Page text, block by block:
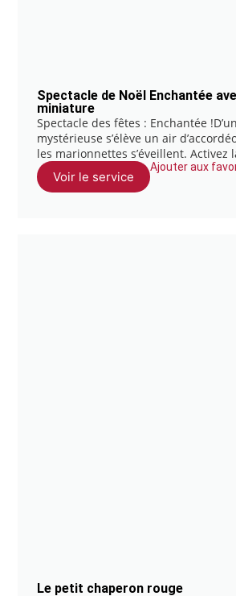
Spectacle de Noël Enchantée
miniature
Spectacle des fêtes : Enchantée
mystérieuse s’élève un air
les marionnettes s’éveillent. Activez
Voir le service
Ajouter aux
Le petit chaperon rouge